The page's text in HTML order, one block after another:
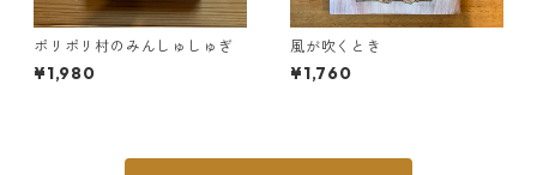
ポリポリ村のみんしゅしゅぎ
¥1,980
風が吹くとき
¥1,760